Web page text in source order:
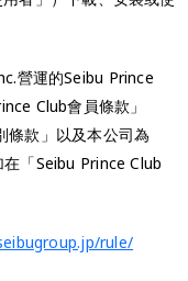
營運的Seibu Prince
Club會員條款」
條款」以及本公司為
「Seibu Prince Club
rule/